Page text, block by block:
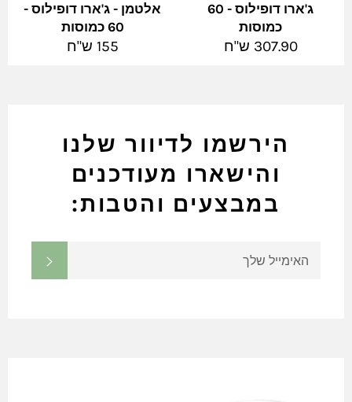
ג'ארו דופילוס - 60
כמוסות
מחיר
307.90 ש"ח
אלטמן - ג'ארו דופילוס -
60 כמוסות
מחיר
155 ש"ח
הירשמו לדיוור שלנו
והישארו מעודכנים
במבצעים והטבות:
לקבלת